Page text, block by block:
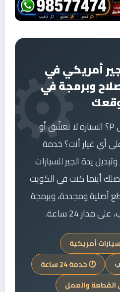
أمريكي في
وبرمجة في
يدة الجير عالقة على P؟ السيارة لا تعشّق أو
أي غيار أنت؟ خدمة
يدة الجير للسيارات
تصلك أينما كنت في الكويت
ومجددة، وبرمجة
مدار 24 ساعة.
أمريكية
🕐 خدمة 24 ساعة
القطعة والعمل